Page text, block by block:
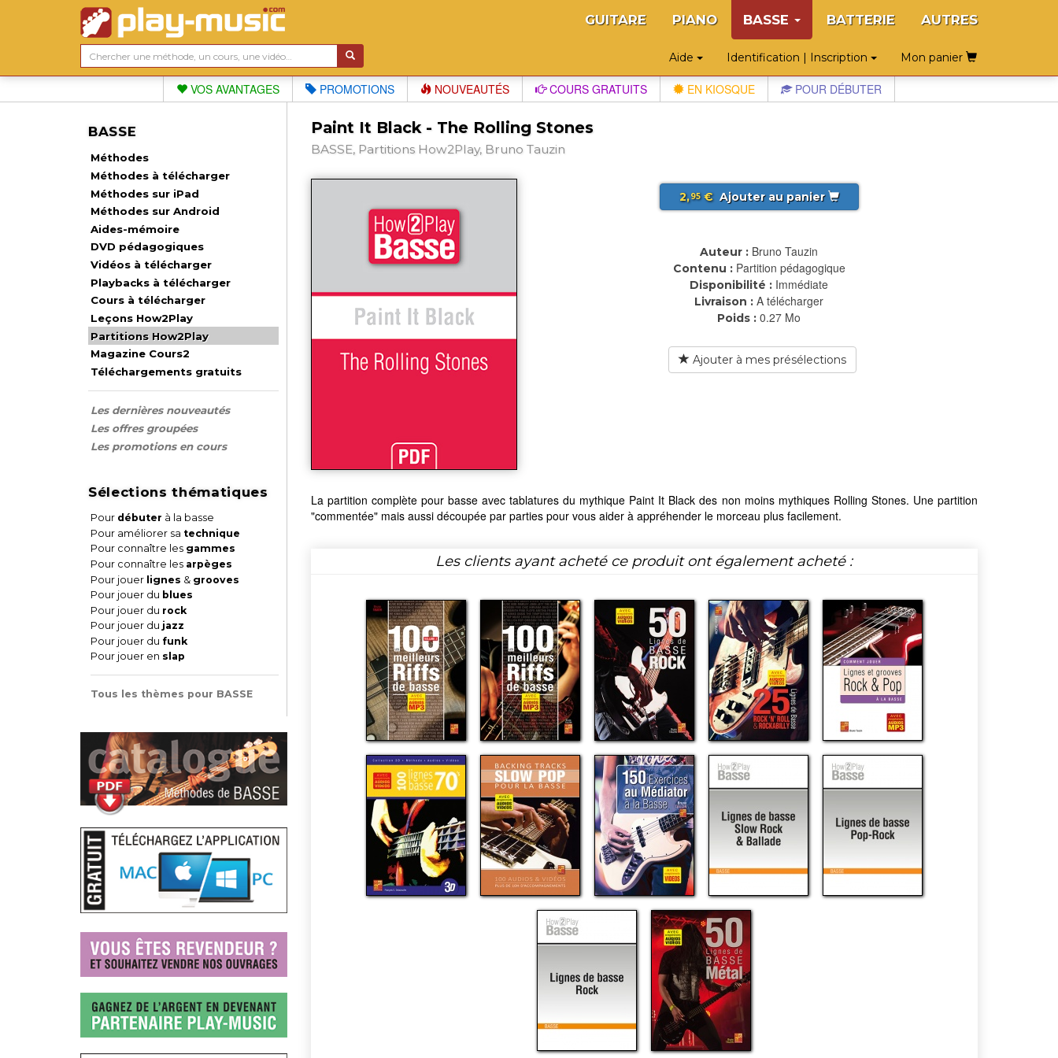
GUITARE PIANO BASSE BATTERIE AUTRES
Aide Identification | Inscription Mon panier
VOS AVANTAGES PROMOTIONS NOUVEAUTÉS COURS GRATUITS EN KIOSQUE POUR DÉBUTER
BASSE
Méthodes
Méthodes à télécharger
Méthodes sur iPad
Méthodes sur Android
Aides-mémoire
DVD pédagogiques
Vidéos à télécharger
Playbacks à télécharger
Cours à télécharger
Leçons How2Play
Partitions How2Play
Magazine Cours2
Téléchargements gratuits
Les dernières nouveautés
Les offres groupées
Les promotions en cours
Sélections thématiques
Pour débuter à la basse
Pour améliorer sa technique
Pour connaître les gammes
Pour connaître les arpèges
Pour jouer lignes & grooves
Pour jouer du blues
Pour jouer du rock
Pour jouer du jazz
Pour jouer du funk
Pour jouer en slap
Tous les thèmes pour BASSE
Paint It Black - The Rolling Stones
BASSE, Partitions How2Play, Bruno Tauzin
2,95€ Ajouter au panier
Auteur : Bruno Tauzin
Contenu : Partition pédagogique
Disponibilité : Immédiate
Livraison : A télécharger
Poids : 0.27 Mo
Ajouter à mes présélections
La partition complète pour basse avec tablatures du mythique Paint It Black des non moins mythiques Rolling Stones. Une partition
"commentée" mais aussi découpée par parties pour vous aider à appréhender le morceau plus facilement.
Les clients ayant acheté ce produit ont également acheté :